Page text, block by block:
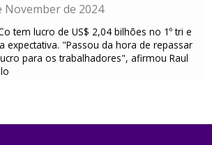
November de 2024
tem lucro de US$ 2,04 bilhões no 1º tri e
expectativa. "Passou da hora de repassar
para os trabalhadores", afirmou Raul